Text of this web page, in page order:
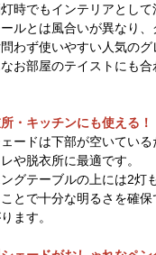
時でもインテリアとし
ルとは風合いが異なり
わず使いやすい人気のグ
お部屋のテイストにも
・キッチンにも使える！
ードは下部が空いてい
や脱衣所に最適です。
グテーブルの上には2灯
とで十分な明るさを確
ます。